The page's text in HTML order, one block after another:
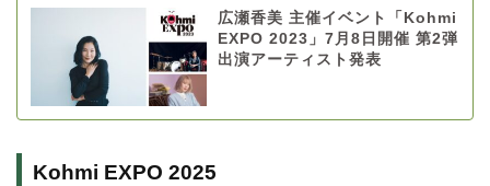
広瀬香美 主催イベント「Kohmi
EXPO 2023」7月8日開催 第2弾
出演アーティスト発表
Kohmi EXPO 2025